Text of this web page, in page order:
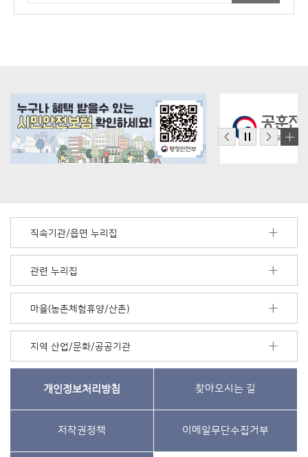
직속기관/읍면 누리집
관련 누리집
마을(농촌체험휴양/산촌)
지역 산업/문화/공공기관
개인정보처리방침 찾아오시는 길
저작권정책 이메일무단수집거부